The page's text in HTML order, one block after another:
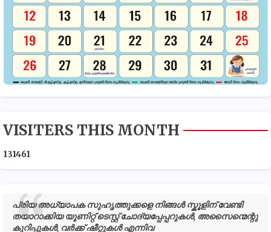
VISITERS THIS MONTH
131461
പ്രിയ അധ്യാപക സുഹൃത്തുക്കളെ നിങ്ങൾ സ്കൂളിന് വേണ്ടി
തയാറാക്കിയ യൂണിറ്റ് ടെസ്റ്റ് ചോദ്യപ്പേപ്പറുകൾ, അസൈന്മെന്റു
കുറിപ്പുകൾ, വർക്ക് ഷീറ്റുകൾ എന്നിവ